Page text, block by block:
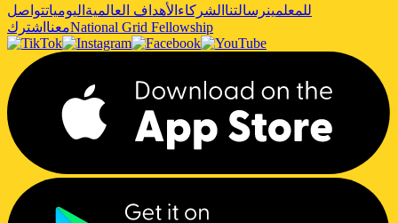
للمعلمينرسالتنا الشركاء الأهداف العالمية اليومياتتواصل
معنا اشترك National Grid Fellowship